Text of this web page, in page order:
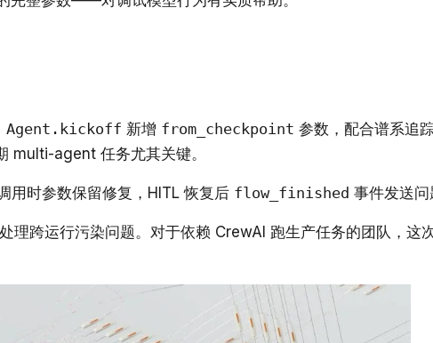
Agent.kickoff 新增 from_checkpoint 参数，配合谱系追
multi-agent 任务尤其关键。
用时参数保留修复，HITL 恢复后 flow_finished 事件发送问
跨运行污染问题。对于依赖 CrewAI 跑生产任务的团队，这